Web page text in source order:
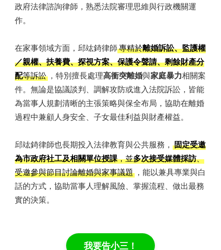
政府法律諮詢律師，熟悉法院審理思維與行政機關運
作。
在家事領域方面，邱竑錡律師專精於離婚訴訟、監護權
／親權、扶養費、探視方案、保護令聲請、剩餘財產分
配等訴訟 ，特別擅長處理高衝突離婚與家庭暴力相關案
件。無論是協議談判、調解攻防或進入法院訴訟，皆能
為當事人規劃清晰的主張策略與保全布局，協助在離婚
過程中兼顧人身安全、子女最佳利益與財產權益。
邱竑錡律師也長期投入法律教育與公共服務， 固定受邀
為市政府社工及相關單位授課，並多次接受媒體採訪、
受邀參與節目討論離婚與家事議題 ，能以兼具專業與白
話的方式，協助當事人理解風險、掌握流程、做出最務
實的決策。
我要告小三！